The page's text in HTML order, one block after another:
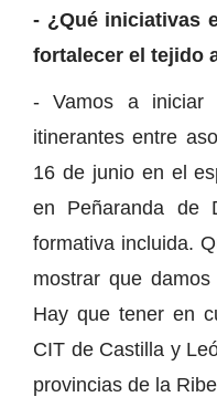
- ¿Qué iniciativas
fortalecer el tejido
- Vamos a iniciar
itinerantes entre
16 de junio en el
en Peñaranda de
formativa incluida.
mostrar que
Hay que tener en
CIT de Castilla y
provincias de la